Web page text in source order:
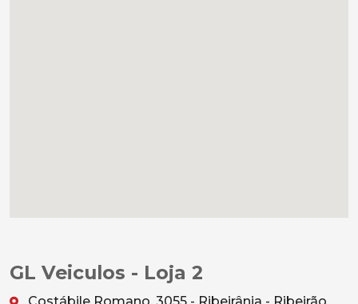
GL Veiculos - Loja 2